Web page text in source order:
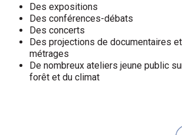
Des expositions
Des conférences-débats
Des concerts
Des projections de documentaires
métrages
De nombreux ateliers jeune public
forêt et du climat